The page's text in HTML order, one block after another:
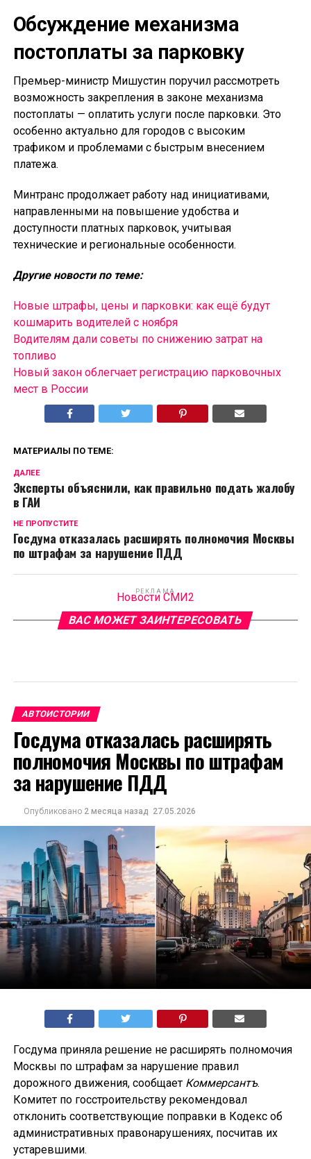
Обсуждение механизма
постоплаты за парковку
Премьер-министр Мишустин поручил рассмотреть
возможность закрепления в законе механизма
постоплаты — оплатить услуги после парковки. Это
особенно актуально для городов с высоким
трафиком и проблемами с быстрым внесением
платежа.
Минтранс продолжает работу над инициативами,
направленными на повышение удобства и
доступности платных парковок, учитывая
технические и региональные особенности.
Другие новости по теме:
Новые штрафы, цены и парковки: как ещё будут
кошмарить водителей с ноября
Водителям дали советы по снижению затрат на
топливо
Новый закон облегчает регистрацию парковочных
мест в России
МАТЕРИАЛЫ ПО ТЕМЕ:
ДАЛЕЕ
Эксперты объяснили, как правильно подать жалобу
в ГАИ
НЕ ПРОПУСТИТЕ
Госдума отказалась расширять полномочия Москвы
по штрафам за нарушение ПДД
РЕКЛАМА
Новости СМИ2
ВАС МОЖЕТ ЗАИНТЕРЕСОВАТЬ
АВТОИСТОРИИ
Госдума отказалась расширять
полномочия Москвы по штрафам
за нарушение ПДД
Опубликовано 2 месяца назад 27.05.2026
Госдума приняла решение не расширять полномочия
Москвы по штрафам за нарушение правил
дорожного движения, сообщает Коммерсантъ.
Комитет по госстроительству рекомендовал
отклонить соответствующие поправки в Кодекс об
административных правонарушениях, посчитав их
устаревшими.